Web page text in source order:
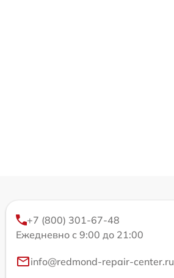
+7 (800) 301-67-48
Ежедневно с 9:00 до 21:00
info@redmond-repair-center.ru